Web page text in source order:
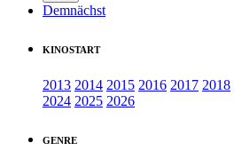
Demnächst
KINOSTART
2013 2014 2015 2016 2017 2018
2024 2025 2026
GENRE